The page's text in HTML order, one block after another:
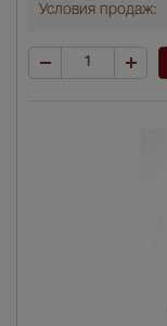
Условия продаж: